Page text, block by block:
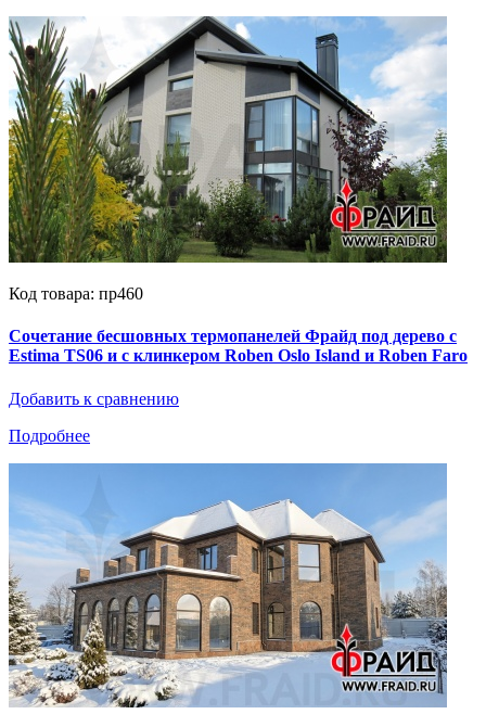
Код товара: пр460
Сочетание бесшовных термопанелей Фрайд под дерево с
Estima TS06 и с клинкером Roben Oslo Island и Roben Faro
Добавить к сравнению
Подробнее